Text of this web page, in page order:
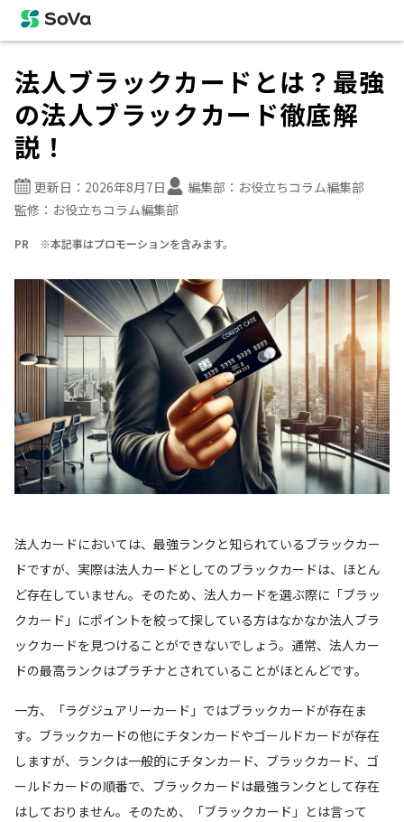
法人ブラックカードとは？最強
の法人ブラックカード徹底解
説！
更新日： 2026年8月7日 編集部： お役立ちコラム編集部
監修： お役立ちコラム編集部
PR ※本記事はプロモーションを含みます。
法人カードにおいては、最強ランクと知られているブラックカー
ドですが、実際は法人カードとしてのブラックカードは、ほとん
ど存在していません。そのため、法人カードを選ぶ際に「ブラッ
クカード」にポイントを絞って探している方はなかなか法人ブラ
ックカードを見つけることができないでしょう。通常、法人カー
ドの最高ランクはプラチナとされていることがほとんどです。
一方、「ラグジュアリーカード」ではブラックカードが存在ま
す。ブラックカードの他にチタンカードやゴールドカードが存在
しますが、ランクは一般的にチタンカード、ブラックカード、ゴ
ールドカードの順番で、ブラックカードは最強ランクとして存在
はしておりません。そのため、「ブラックカード」とは言って